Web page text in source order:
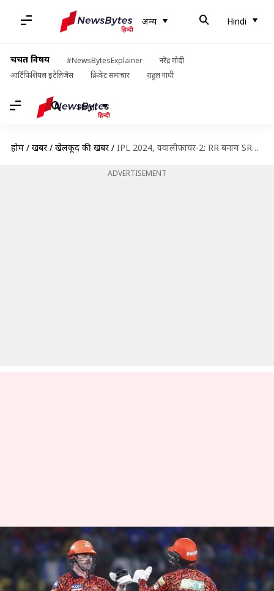
अन्य Hindi
चर्चित विषय #NewsBytesExplainer
नरेंद्र मोदी
आर्टिफिशियल इंटेलिजेंस
क्रिकेट समाचार राहुल गांधी
Hindi
होम / खबरें / खेलकूद की खबरें / IPL 2024, क्वालीफायर-2: RR बनाम SRH मुकाबले की ड्रीम इलेवन, प्रीव्यू और अहम आंकड़े
ADVERTISEMENT
IPL 2024, क्वालीफायर-2: RR
बनाम SRH मुकाबले की ड्रीम इलेवन,
प्रीव्यू और अहम आंकड़े